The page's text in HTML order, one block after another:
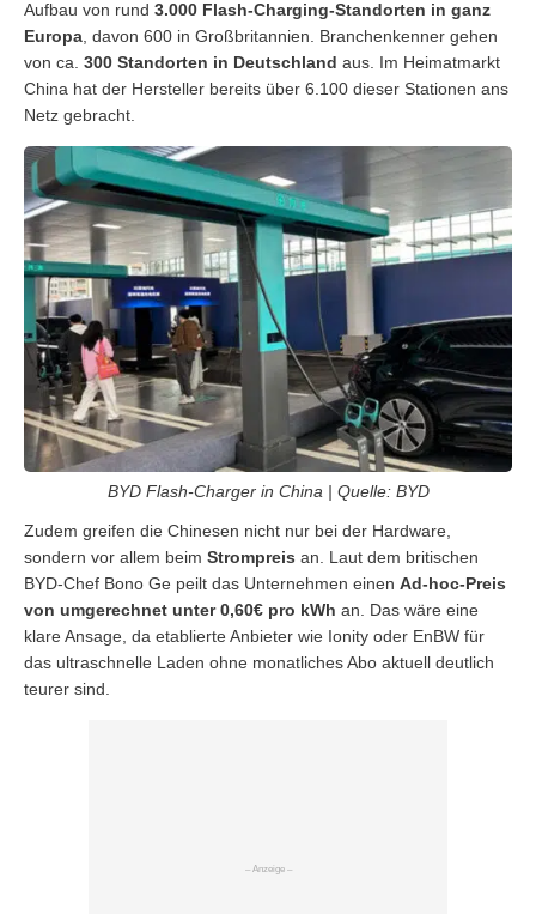
Aufbau von rund 3.000 Flash-Charging-Standorten in ganz
Europa , davon 600 in Großbritannien. Branchenkenner gehen
von ca. 300 Standorten in Deutschland aus. Im Heimatmarkt
China hat der Hersteller bereits über 6.100 dieser Stationen ans
Netz gebracht.
BYD Flash-Charger in China | Quelle: BYD
Zudem greifen die Chinesen nicht nur bei der Hardware,
sondern vor allem beim Strompreis an. Laut dem britischen
BYD-Chef Bono Ge peilt das Unternehmen einen Ad-hoc-Preis
von umgerechnet unter 0,60€ pro kWh an. Das wäre eine
klare Ansage, da etablierte Anbieter wie Ionity oder EnBW für
das ultraschnelle Laden ohne monatliches Abo aktuell deutlich
teurer sind.